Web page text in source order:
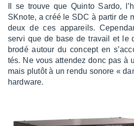
Il se trouve que Quinto Sardo,
SKnote, a créé le SDC à partir de
deux de ces appa­reils.
servi que de base de travail et le
brodé autour du concept en
tés. Ne vous atten­dez donc pas à
mais plutôt à un rendu sonore «
hard­ware.